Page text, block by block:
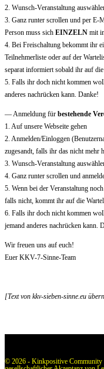
2. Wunsch-Veranstaltung
3. Ganz runter scrollen und per E-
Person muss sich EINZELN mit
4. Bei Freischaltung bekommt ihr
Teilnehmerliste oder auf der
separat informiert sobald ihr auf
5. Falls ihr doch nicht kommen
anderes nachrücken kann. Danke!
— Anmeldung für bestehende
1. Auf unsere Webseite gehen
2. Anmelden/Einloggen
zugesandt, falls ihr das nicht mehr
3. Wunsch-Veranstaltung
4. Ganz runter scrollen und
5. Wenn bei der Veranstaltung
falls nicht, kommt ihr auf die
6. Falls ihr doch nicht kommen
jemand anderes nachrücken kann.
Wir freuen uns auf euch!
Euer KKV-7-Sinne-Team
[Text von kkv-sieben-sinne.eu
© 2026 - Kinkpositive